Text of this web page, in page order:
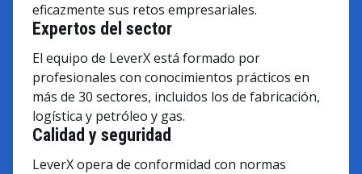
Expertos del sector
El equipo de LeverX está formado por
profesionales con conocimientos prácticos en
más de 30 sectores, incluidos los de fabricación,
logística y petróleo y gas.
Calidad y seguridad
LeverX opera de conformidad con normas
eficazmente sus retos empresariales.